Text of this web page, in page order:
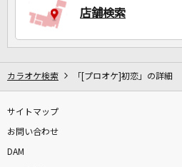
店舗検索
カラオケ検索 「[プロオケ]初恋」の詳細
サイトマップ
お問い合わせ
DAM